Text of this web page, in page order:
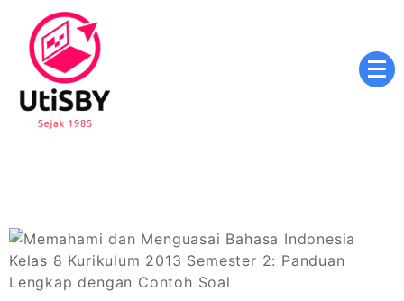
content